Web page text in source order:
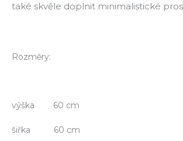
také skvěle doplnit minimalistické
Rozměry:
výška 60 cm
šiřka 60 cm